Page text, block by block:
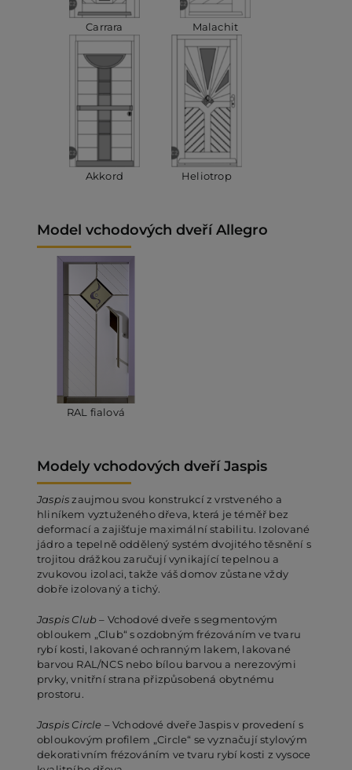
Carrara Malachit
Akkord Heliotrop
Model vchodových dveří Allegro
RAL fialová
Modely vchodových dveří Jaspis
Jaspiszaujmou svou konstrukcí z vrstveného a
hliníkem vyztuženého dřeva, která je téměř bez
deformací a zajišťuje maximální stabilitu. Izolované
jádro a tepelně oddělený systém dvojitého těsnění s
trojitou drážkou zaručují vynikající tepelnou a
zvukovou izolaci, takže váš domov zůstane vždy
dobře izolovaný a tichý.
Jaspis Club– Vchodové dveře s segmentovým
obloukem „Club“ s ozdobným frézováním ve tvaru
rybí kosti, lakované ochranným lakem, lakované
barvou RAL/NCS nebo bílou barvou a nerezovými
prvky, vnitřní strana přizpůsobená obytnému
prostoru.
Jaspis Circle – Vchodové dveře Jaspis v provedení s
obloukovým profilem „Circle“ se vyznačují stylovým
dekorativním frézováním ve tvaru rybí kosti z vysoce